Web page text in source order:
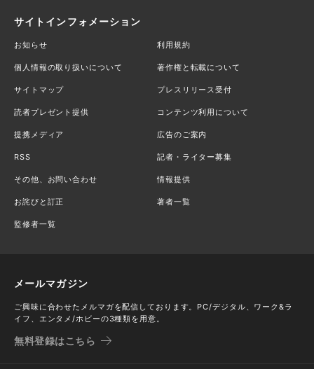
サイトインフォメーション
お知らせ 利用規約
個人情報の取り扱いについて 著作権と転載について
サイトマップ プレスリリース受付
読者プレゼント提供 コンテンツ利用について
提携メディア 広告のご案内
RSS 記者・ライター募集
その他、お問い合わせ 情報提供
お詫びと訂正 著者一覧
監修者一覧
メールマガジン
ご興味に合わせたメルマガを配信しております。PC/デジタル、ワーク&ラ
イフ、エンタメ/ホビーの3種類を用意。
無料登録はこちら